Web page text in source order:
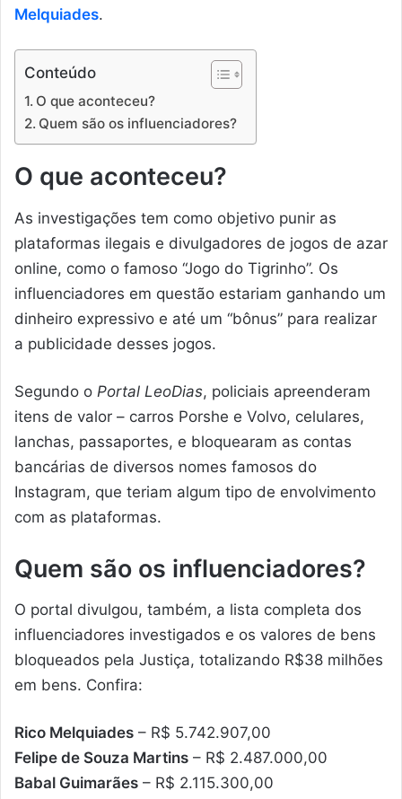
Melquiades.
Conteúdo
O que aconteceu?
Quem são os influenciadores?
O que aconteceu?
As investigações tem como objetivo punir as
plataformas ilegais e divulgadores de jogos de azar
online, como o famoso “Jogo do Tigrinho”. Os
influenciadores em questão estariam ganhando um
dinheiro expressivo e até um “bônus” para realizar
a publicidade desses jogos.
Segundo o Portal LeoDias, policiais apreenderam
itens de valor – carros Porshe e Volvo, celulares,
lanchas, passaportes, e bloquearam as contas
bancárias de diversos nomes famosos do
Instagram, que teriam algum tipo de envolvimento
com as plataformas.
Quem são os influenciadores?
O portal divulgou, também, a lista completa dos
influenciadores investigados e os valores de bens
bloqueados pela Justiça, totalizando R$38 milhões
em bens. Confira:
Rico Melquiades – R$ 5.742.907,00
Felipe de Souza Martins – R$ 2.487.000,00
Babal Guimarães – R$ 2.115.300,00